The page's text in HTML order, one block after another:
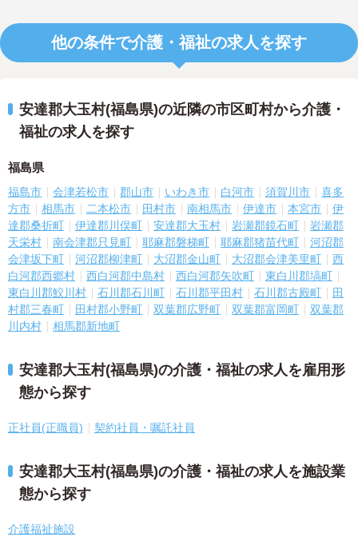
他の条件で介護・福祉の求人を探す
安達郡大玉村(福島県)の近隣の市区町村から介護・
福祉の求人を探す
福島県
福島市 会津若松市 郡山市 いわき市 白河市 須賀川市
喜多
方市
相馬市 二本松市 田村市 南相馬市 伊達市 本宮市
伊
達郡桑折町
伊達郡川俣町 安達郡大玉村 岩瀬郡鏡石町
岩瀬郡
天栄村
南会津郡只見町 耶麻郡磐梯町 耶麻郡猪苗代町
河沼郡
会津坂下町
河沼郡柳津町 大沼郡金山町 大沼郡会津美里町
西
白河郡西郷村
西白河郡中島村 西白河郡矢吹町
東白川郡塙町
東白川郡鮫川村
石川郡石川町 石川郡平田村 石川郡古殿町
田
村郡三春町
田村郡小野町 双葉郡広野町 双葉郡富岡町
双葉郡
川内村
相馬郡新地町
安達郡大玉村(福島県)の介護・福祉の求人を雇用形
態から探す
正社員(正職員) 契約社員・嘱託社員
安達郡大玉村(福島県)の介護・福祉の求人を施設業
態から探す
介護福祉施設